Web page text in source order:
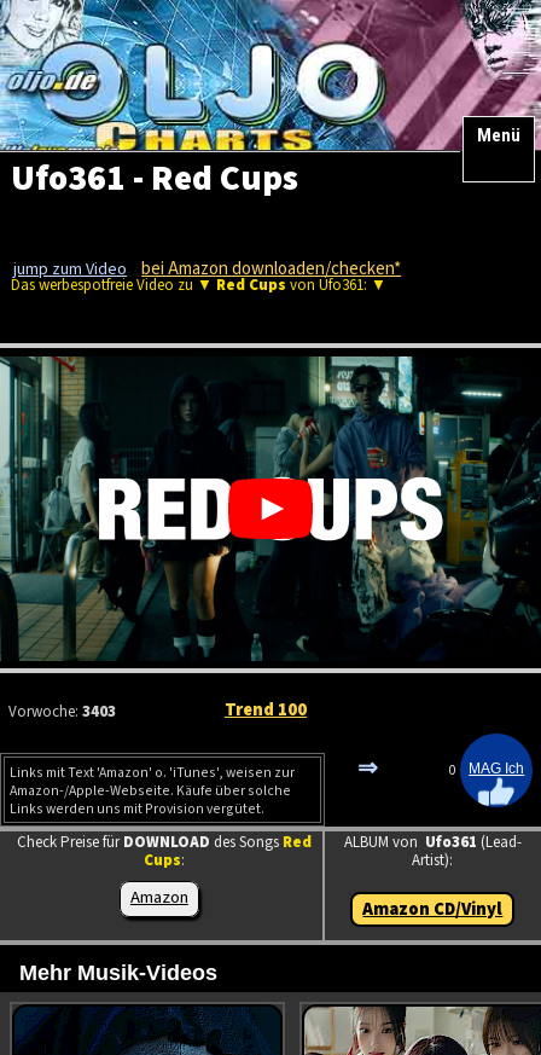
Menü
Ufo361 - Red Cups
jump zum Video bei Amazon downloaden/checken*
Das werbespotfreie Video zu ▼ Red Cups von Ufo361: ▼
Vorwoche: 3403 Trend 100
Links mit Text 'Amazon' o. 'iTunes', weisen zur
Amazon-/Apple-Webseite. Käufe über solche
Links werden uns mit Provision vergütet.
⇒ 0
Check Preise fürDOWNLOAD des Songs Red
Cups:
Amazon
ALBUM von Ufo361 (Lead-
Artist):
Amazon CD/Vinyl
Mehr Musik-Videos